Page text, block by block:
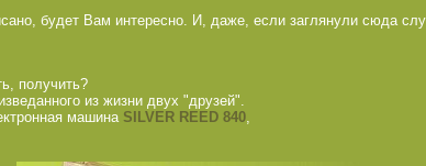
будет Вам интересно. И, даже, если заглянули сюда
получить?
из жизни двух "друзей".
машина SILVER REED 840,